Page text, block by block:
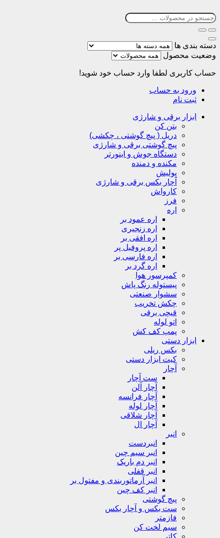
دسته بندی ها
وضعیت محصول
حساب کاربری لطفا وارد حساب خود شوید!
ورود به حساب
ثبت نام
ابزار برقی و شارژی
بتن کن
دریل ( پیچ گوشتی ، چکشی)
پیچ گوشتی برقی و شارژی
دستگاه جوش و اینورتر
مکنده و دمنده
پولیش
آچار بکس برقی و شارژی
کارواش
فرز
اره
اره عمود بر
اره زنجیری
اره افقی بر
اره پروفیل پر
اره فارسی بر
اره گرد بر
کمپرسور هوا
پیستوله رنگ پاش
سشوار صنعتی
چکش تخریب
قیچی برقی
اتو لوله
پمپ کف کش
ابزار دستی
بکس ریلی
کیت ابزار دستی
آچار
ست آچار
آچار آلن
آچار فرانسه
آچار لوله
آچار شلاقی
آچار ال
انبر
انبردست
انبر سیم چین
انبر دم باریک
انبر قفلی
انبر آرماتوربندی و مفتول بر
انبر کف چین
پیچ گوشتی
ست بکس و آچار بکس
فازمتر
سیم لخت کن
کاتر